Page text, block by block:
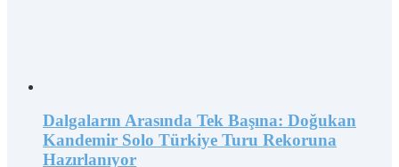
Dalgaların Arasında Tek Başına: Doğukan
Kandemir Solo Türkiye Turu Rekoruna
Hazırlanıyor